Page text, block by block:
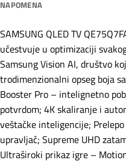
NAPOMENA
SAMSUNG QLED TV
učestvuje u optimizaciji
Samsung Vision AI, društvo
trodimenzionalni opseg boja
Booster Pro – intelignetno
potvrdom; 4K skaliranje i
veštačke inteligencije;
upravljač; Supreme UHD
Ultraširoki prikaz igre –